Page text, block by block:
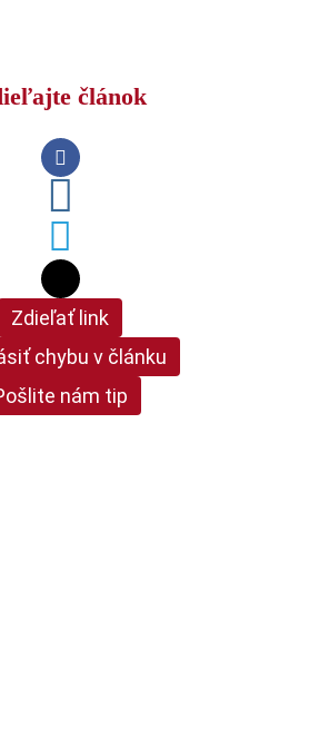
článok
Zdieľať link
chybu v článku
nám tip